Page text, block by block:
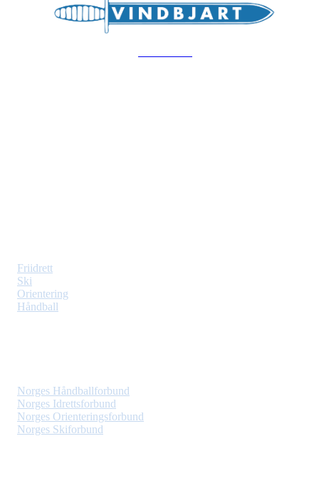
Friidrett
Ski
Orientering
Håndball
Norges Håndballforbund
Norges Idrettsforbund
Norges Orienteringsforbund
Norges Skiforbund